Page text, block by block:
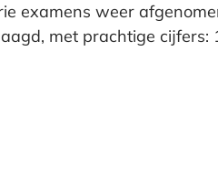
examens weer
met prachtige cijfers: